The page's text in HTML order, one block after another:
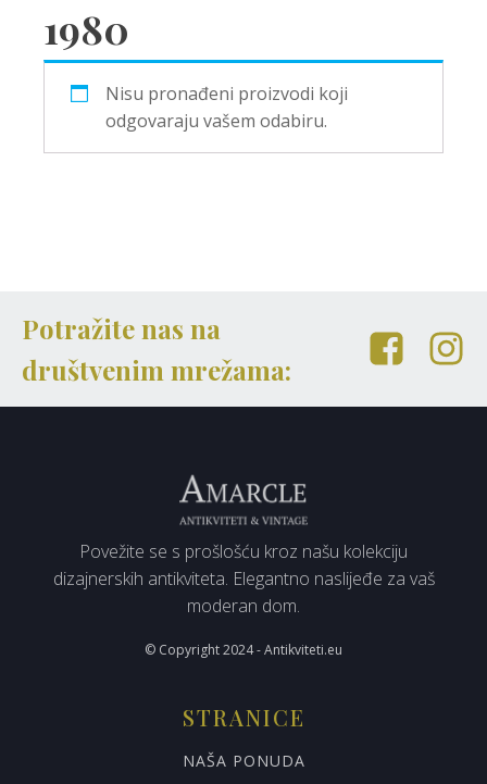
1980
Nisu pronađeni proizvodi koji
odgovaraju vašem odabiru.
Potražite nas na
društvenim mrežama:
Povežite se s prošlošću kroz našu kolekciju
dizajnerskih antikviteta. Elegantno naslijeđe za vaš
moderan dom.
© Copyright 2024 - Antikviteti.eu
STRANICE
NAŠA PONUDA